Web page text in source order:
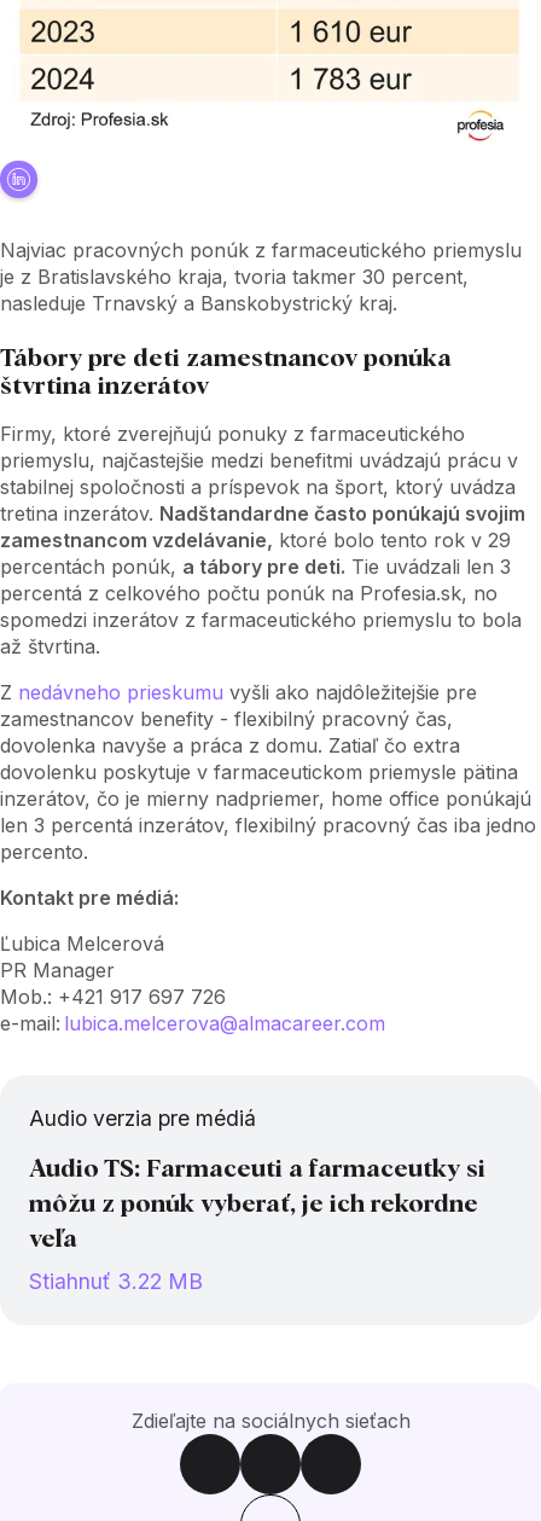
Najviac pracovných ponúk z farmaceutického priemyslu
je z Bratislavského kraja, tvoria takmer 30 percent,
nasleduje Trnavský a Banskobystrický kraj.
Tábory pre deti zamestnancov ponúka
štvrtina inzerátov
Firmy, ktoré zverejňujú ponuky z farmaceutického
priemyslu, najčastejšie medzi benefitmi uvádzajú prácu v
stabilnej spoločnosti a príspevok na šport, ktorý uvádza
tretina inzerátov. Nadštandardne často ponúkajú svojim
zamestnancom vzdelávanie, ktoré bolo tento rok v 29
percentách ponúk, a tábory pre deti. Tie uvádzali len 3
percentá z celkového počtu ponúk na Profesia.sk, no
spomedzi inzerátov z farmaceutického priemyslu to bola
až štvrtina.
Z nedávneho prieskumu vyšli ako najdôležitejšie pre
zamestnancov benefity - flexibilný pracovný čas,
dovolenka navyše a práca z domu. Zatiaľ čo extra
dovolenku poskytuje v farmaceutickom priemysle pätina
inzerátov, čo je mierny nadpriemer, home office ponúkajú
len 3 percentá inzerátov, flexibilný pracovný čas iba jedno
percento.
Kontakt pre médiá:
Ľubica Melcerová
PR Manager
Mob.: +421 917 697 726
e-mail: lubica.melcerova@almacareer.com
Audio verzia pre médiá
Audio TS: Farmaceuti a farmaceutky si
môžu z ponúk vyberať, je ich rekordne
veľa
Stiahnuť 3.22 MB
Zdieľajte na sociálnych sieťach